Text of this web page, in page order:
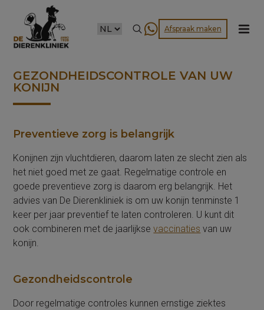
CHOOSE
Afspraak maken
GEZONDHEIDSCONTROLE VAN UW
KONIJN
Preventieve zorg is belangrijk
Konijnen zijn vluchtdieren, daarom laten ze slecht zien als
het niet goed met ze gaat. Regelmatige controle en
goede preventieve zorg is daarom erg belangrijk. Het
advies van De Dierenkliniek is om uw konijn tenminste 1
keer per jaar preventief te laten controleren. U kunt dit
ook combineren met de jaarlijksevaccinaties van uw
konijn.
Gezondheidscontrole
Door regelmatige controles kunnen ernstige ziektes